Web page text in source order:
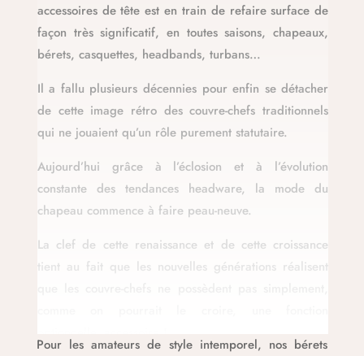
accessoires de tête est en train de refaire surface de
façon très significatif, en toutes saisons, chapeaux,
bérets, casquettes, headbands, turbans…
Il a fallu plusieurs décennies pour enfin se détacher
de cette image rétro des couvre-chefs traditionnels
qui ne jouaient qu’un rôle purement statutaire.
Aujourd’hui grâce à l’éclosion et à l’évolution
constante des tendances headware, la mode du
chapeau commence à faire peau-neuve.
La clef de cette renaissance et de cette croissance
tient au fait que les nouvelles générations réalisent
Pour les amateurs de style intemporel, nos bérets